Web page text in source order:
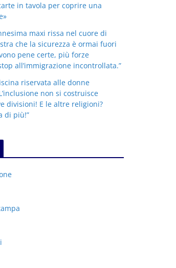
in tavola per coprire una
maxi rissa nel cuore di
che la sicurezza è ormai fuori
pene certe, più forze
all’immigrazione incontrollata.”
riservata alle donne
non si costruisce
divisioni! E le altre religioni?
di più!”